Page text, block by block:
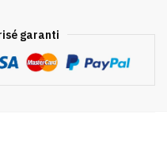
garanti